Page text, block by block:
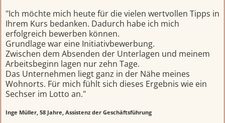
"Ich möchte mich heute für die vielen wertvollen Tipps in
Ihrem Kurs bedanken. Dadurch habe ich mich
erfolgreich bewerben können.
Grundlage war eine Initiativbewerbung.
Zwischen dem Absenden der Unterlagen und meinem
Arbeitsbeginn lagen nur zehn Tage.
Das Unternehmen liegt ganz in der Nähe meines
Wohnorts. Für mich fühlt sich dieses Ergebnis wie ein
Sechser im Lotto an."
Inge Müller, 58 Jahre, Assistenz der Geschäftsführung